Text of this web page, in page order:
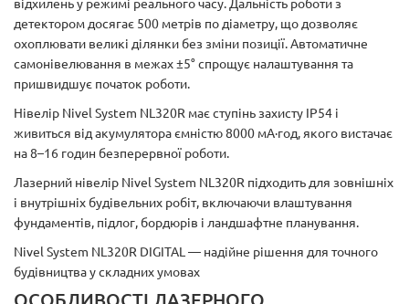
детектором досягає 500 метрів по діаметру, що дозволяє
охоплювати великі ділянки без зміни позиції. Автоматичне
самонівелювання в межах ±5° спрощує налаштування та
пришвидшує початок роботи.
Нівелір Nivel System NL320R має ступінь захисту IP54 і
живиться від акумулятора ємністю 8000 мА·год, якого вистачає
на 8–16 годин безперервної роботи.
Лазерний нівелір Nivel System NL320R підходить для зовнішніх
і внутрішніх будівельних робіт, включаючи влаштування
фундаментів, підлог, бордюрів і ландшафтне планування.
Nivel System NL320R DIGITAL — надійне рішення для точного
будівництва у складних умовах